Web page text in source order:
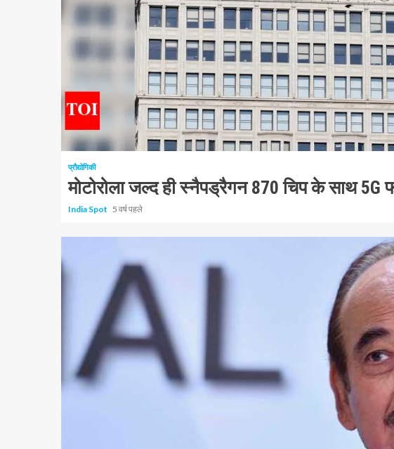
1 न्यूनतम पढ़ा
प्रौद्योगिकी
मोटोरोला जल्द ही स्नैपड्रैगन 870 चिप के साथ 5G
India Spot 5 वर्ष पहले